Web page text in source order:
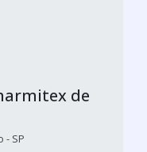
de
- SP